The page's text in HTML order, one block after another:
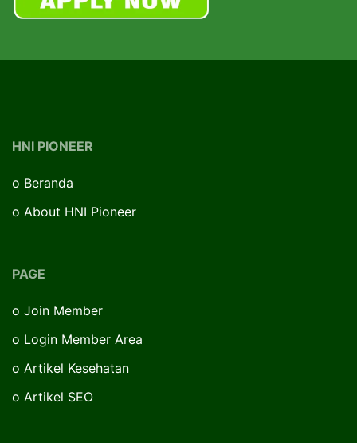
HNI PIONEER
o Beranda
o About HNI Pioneer
PAGE
o Join Member
o Login Member Area
o Artikel Kesehatan
o Artikel SEO